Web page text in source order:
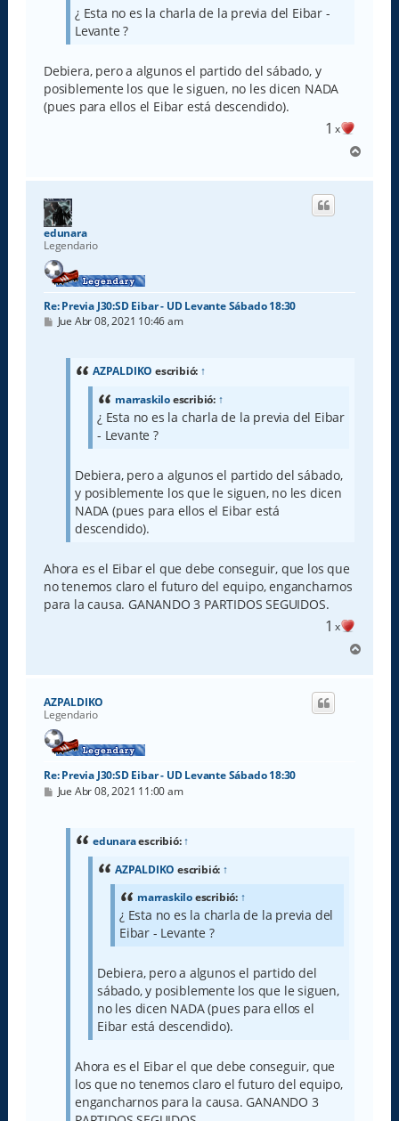
¿ Esta no es la charla de la previa del Eibar -
Levante ?
Debiera, pero a algunos el partido del sábado, y
posiblemente los que le siguen, no les dicen NADA
(pues para ellos el Eibar está descendido).
1 x
r
edunara
Legendario
Re: Previa J30:SD Eibar - UD Levante Sábado 18:30
M
Jue Abr 08, 2021 10:46 am
AZPALDIKO escribió: ↑
marraskiloescribió: ↑
¿ Esta no es la charla de la previa del Eibar
- Levante ?
Debiera, pero a algunos el partido del sábado,
y posiblemente los que le siguen, no les dicen
NADA (pues para ellos el Eibar está
descendido).
Ahora es el Eibar el que debe conseguir, que los que
no tenemos claro el futuro del equipo, engancharnos
para la causa. GANANDO 3 PARTIDOS SEGUIDOS.
1 x
r
AZPALDIKO
Legendario
Re: Previa J30:SD Eibar - UD Levante Sábado 18:30
M
Jue Abr 08, 2021 11:00 am
edunaraescribió:↑
AZPALDIKO escribió: ↑
marraskiloescribió: ↑
¿ Esta no es la charla de la previa del
Eibar - Levante ?
Debiera, pero a algunos el partido del
sábado, y posiblemente los que le siguen,
no les dicen NADA (pues para ellos el
Eibar está descendido).
Ahora es el Eibar el que debe conseguir, que
los que no tenemos claro el futuro del equipo,
engancharnos para la causa. GANANDO 3